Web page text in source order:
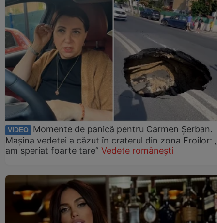
VIDEO
Momente de panică pentru Carmen Șerban.
Mașina vedetei a căzut în craterul din zona Eroilor:
am speriat foarte tare” Vedete românești